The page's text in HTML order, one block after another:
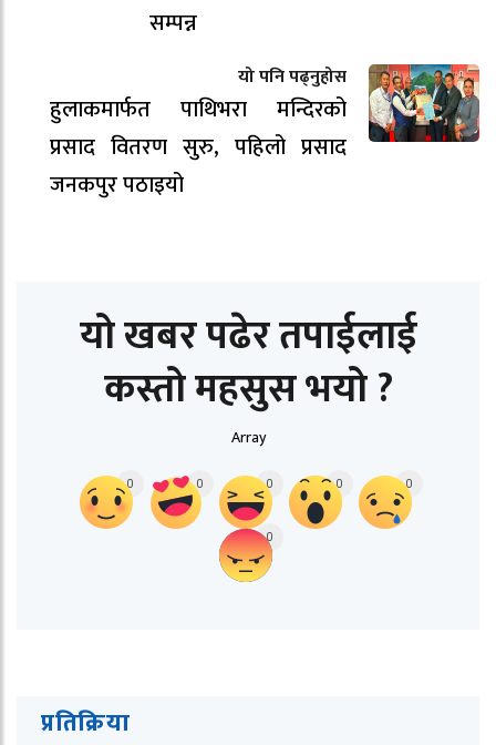
सम्पन्न
यो पनि पढ्नुहोस
हुलाकमार्फत पाथिभरा मन्दिरको
प्रसाद वितरण सुरु, पहिलो प्रसाद
जनकपुर पठाइयो
यो खबर पढेर तपाईलाई
कस्तो महसुस भयो ?
Array
0 0 0 0 0
0
प्रतिक्रिया